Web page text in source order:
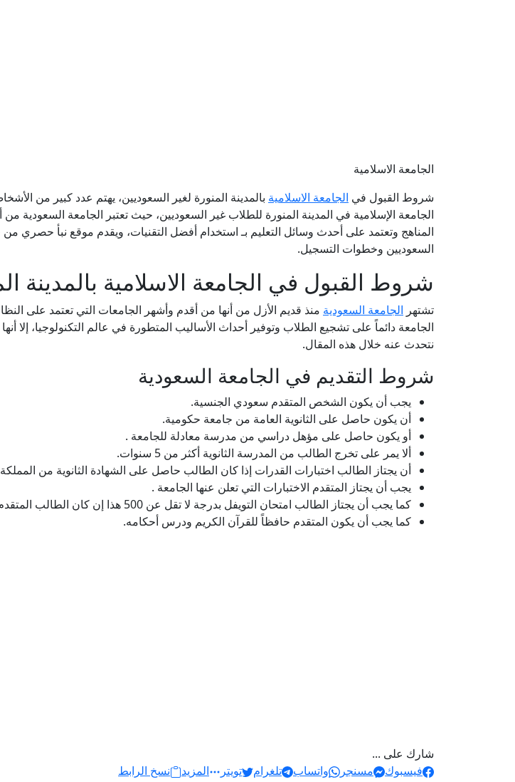
الجامعة الاسلامية
شروط القبول في الجامعة الاسلامية بالمدينة المنورة لغير السعوديين، يهتم عدد كبير من
الجامعة الإسلامية في المدينة المنورة للطلاب غير السعوديين، حيث تعتبر الجامعة السعودية
المناهج وتعتمد على أحدث وسائل التعليم بـ استخدام أفضل التقنيات، ويقدم موقع نبأ حصري من
السعوديين وخطوات التسجيل.
شروط القبول في الجامعة الاسلامية بالمدينة
تشتهر الجامعة السعودية منذ قديم الأزل من أنها من أقدم وأشهر الجامعات التي تعتمد على
الجامعة دائماً على تشجيع الطلاب وتوفير أحداث الأساليب المتطورة في عالم التكنولوجيا،
نتحدث عنه خلال هذه المقال.
شروط التقديم في الجامعة السعودية
يجب أن يكون الشخص المتقدم سعودي الجنسية.
أن يكون حاصل على الثانوية العامة من جامعة حكومية.
أو يكون حاصل على مؤهل دراسي من مدرسة معادلة للجامعة .
ألا يمر على تخرج الطالب من المدرسة الثانوية أكثر من 5 سنوات.
أن يجتاز الطالب اختبارات القدرات إذا كان الطالب حاصل على الشهادة الثانوية من المملكة
يجب أن يجتاز المتقدم الاختبارات التي تعلن عنها الجامعة .
كما يجب أن يجتاز الطالب امتحان التويفل بدرجة لا تقل عن 500 هذا إن كان الطالب المتقدم من الشعبة العلمية.
كما يجب أن يكون المتقدم حافظاً للقرآن الكريم ودرس أحكامه.
شارك على ...
فيسبوك
مسنجر واتساب تلغرام تويتر المزيد
نسخ الرابط